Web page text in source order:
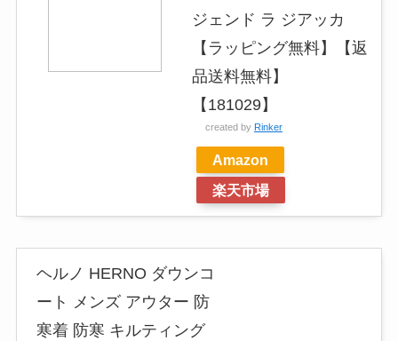
ジェンド ラ ジアッカ
【ラッピング無料】【返
品送料無料】
【181029】
created by Rinker
Amazon
楽天市場
ヘルノ HERNO ダウンコ
ート メンズ アウター 防
寒着 防寒 キルティング